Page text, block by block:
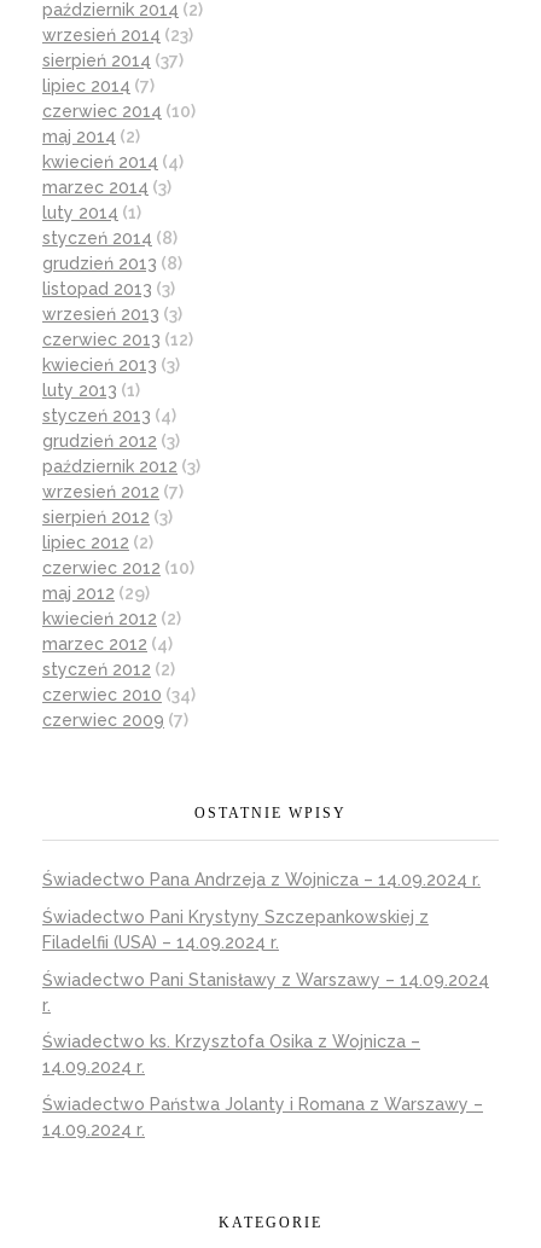
październik 2014 (2)
wrzesień 2014 (23)
sierpień 2014 (37)
lipiec 2014 (7)
czerwiec 2014 (10)
maj 2014 (2)
kwiecień 2014 (4)
marzec 2014 (3)
luty 2014 (1)
styczeń 2014 (8)
grudzień 2013 (8)
listopad 2013 (3)
wrzesień 2013 (3)
czerwiec 2013 (12)
kwiecień 2013 (3)
luty 2013 (1)
styczeń 2013 (4)
grudzień 2012 (3)
październik 2012 (3)
wrzesień 2012 (7)
sierpień 2012 (3)
lipiec 2012 (2)
czerwiec 2012 (10)
maj 2012 (29)
kwiecień 2012 (2)
marzec 2012 (4)
styczeń 2012 (2)
czerwiec 2010 (34)
czerwiec 2009 (7)
OSTATNIE WPISY
Świadectwo Pana Andrzeja z Wojnicza – 14.09.2024 r.
Świadectwo Pani Krystyny Szczepankowskiej z
Filadelfii (USA) – 14.09.2024 r.
Świadectwo Pani Stanisławy z Warszawy – 14.09.2024
r.
Świadectwo ks. Krzysztofa Osika z Wojnicza –
14.09.2024 r.
Świadectwo Państwa Jolanty i Romana z Warszawy –
14.09.2024 r.
KATEGORIE